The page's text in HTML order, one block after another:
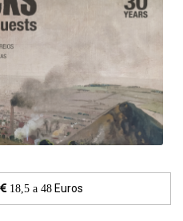
18,5 a 48 Euros